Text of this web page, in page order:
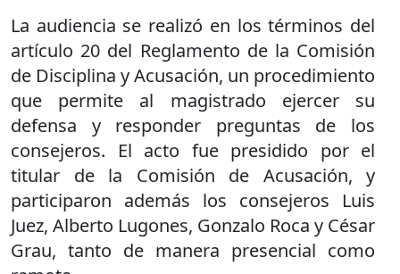
La audiencia se realizó en los términos del
artículo 20 del Reglamento de la Comisión
de Disciplina y Acusación, un procedimiento
que permite al magistrado ejercer su
defensa y responder preguntas de los
consejeros. El acto fue presidido por el
titular de la Comisión de Acusación, y
participaron además los consejeros Luis
Juez, Alberto Lugones, Gonzalo Roca y César
Grau, tanto de manera presencial como